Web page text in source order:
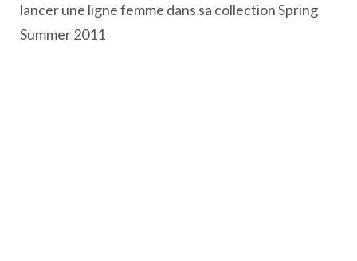
lancer une ligne femme dans sa collection Spring
Summer 2011